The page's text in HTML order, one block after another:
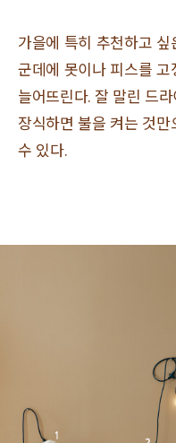
가을에 특히 추천하고
군데에 못이나 피스를
늘어뜨린다. 잘 말린 드
장식하면 불을 켜는 것
수 있다.